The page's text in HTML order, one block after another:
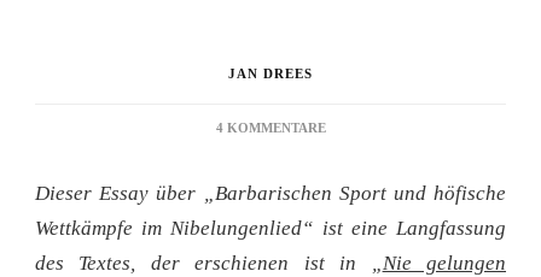
JAN DREES
4 KOMMENTAREZU
WILDIU
LIEFEN
Dieser Essay über „Barbarischen Sport und höfische
Wettkämpfe im Nibelungenlied“ ist eine Langfassung
des Textes, der erschienen ist in „Nie gelungen